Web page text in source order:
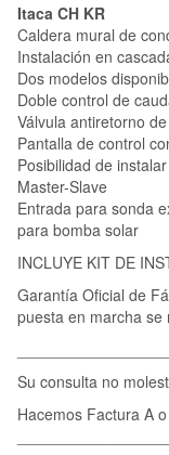
Itaca CH KR
Caldera mural de
Instalación en
Dos modelos
Doble control de
Válvula antiretorno
Pantalla de control
Posibilidad de
Master-Slave
Entrada para sonda
para bomba solar
INCLUYE KIT DE
Garantía Oficial de
puesta en marcha se
Su consulta no
Hacemos Factura A